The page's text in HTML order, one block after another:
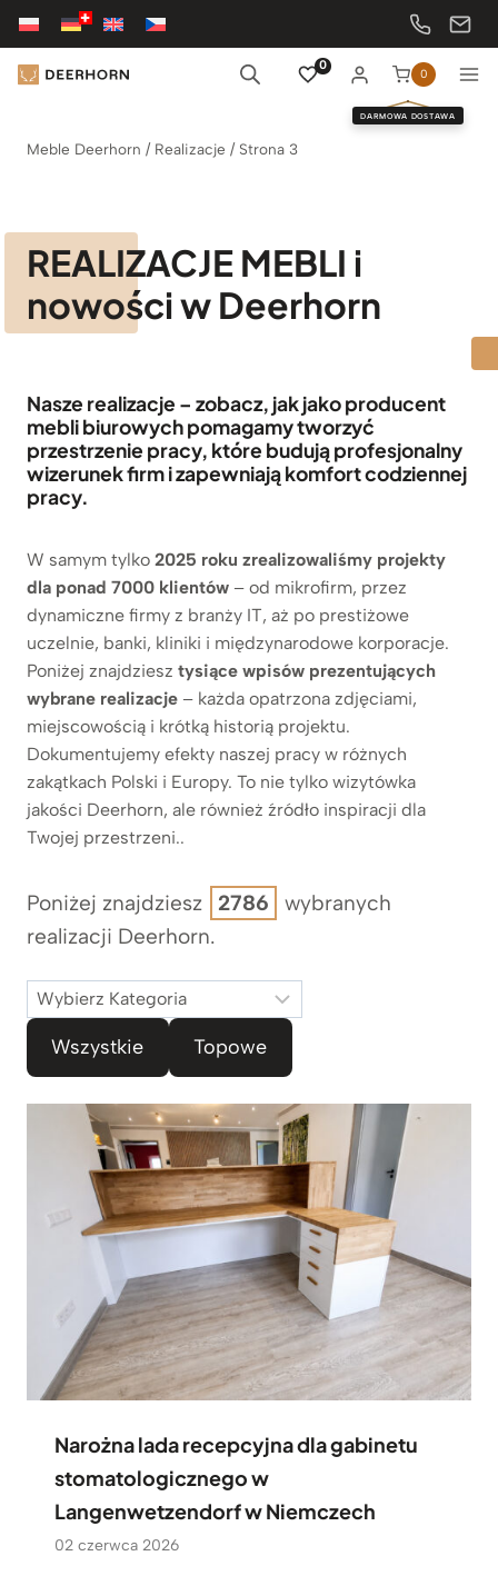
Przejdź
treści
0
0
DARMOWA DOSTAWA
Meble Deerhorn / Realizacje / Strona 3
REALIZACJE MEBLI i
nowości w Deerhorn
Nasze realizacje – zobacz, jak jako producent
mebli biurowych pomagamy tworzyć
przestrzenie pracy, które budują profesjonalny
wizerunek firm i zapewniają komfort codziennej
pracy.
W samym tylko 2025 roku zrealizowaliśmy projekty
dla ponad 7000 klientów – od mikrofirm, przez
dynamiczne firmy z branży IT, aż po prestiżowe
uczelnie, banki, kliniki i międzynarodowe korporacje.
Poniżej znajdziesz tysiące wpisów prezentujących
wybrane realizacje – każda opatrzona zdjęciami,
miejscowością i krótką historią projektu.
Dokumentujemy efekty naszej pracy w różnych
zakątkach Polski i Europy. To nie tylko wizytówka
jakości Deerhorn, ale również źródło inspiracji dla
Twojej przestrzeni..
Poniżej znajdziesz 2786
wybranych
realizacji Deerhorn.
a
e
g
Wszystkie Topowe
Narożna lada recepcyjna dla gabinetu
stomatologicznego w
Langenwetzendorf w Niemczech
02 czerwca 2026